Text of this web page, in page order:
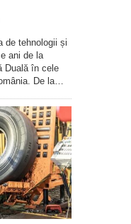
de tehnologii și
ani de la
Duală în cele
De la…